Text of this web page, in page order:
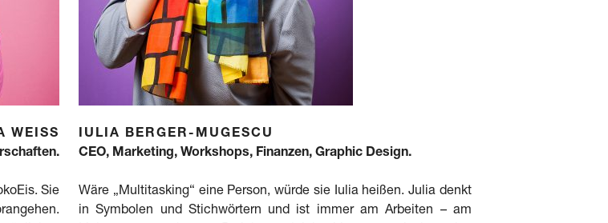
WEISS
Sie
IULIA BERGER-MUGESCU
CEO, Marketing, Workshops, Finanzen, Graphic Design.
Wäre „Multitasking“ eine Person, würde sie Iulia heißen. Julia denkt
in Symbolen und Stichwörtern und ist immer am Arbeiten – am